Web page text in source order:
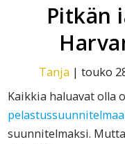
Pitkän
Tanja | touko
Kaikkia haluavat olla
pelastussuunnitelmaa
suunnitelmaksi.